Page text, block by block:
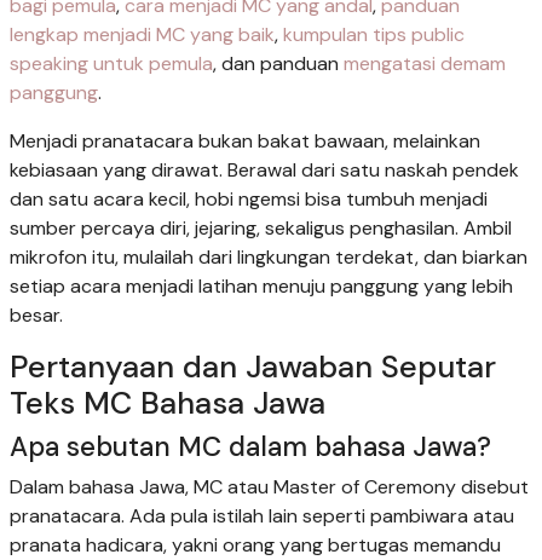
bagi pemula,cara menjadi MC yang andal,panduan
lengkap menjadi MC yang baik,kumpulan tips public
speaking untuk pemula, dan panduan mengatasi demam
panggung.
Menjadi pranatacara bukan bakat bawaan, melainkan
kebiasaan yang dirawat. Berawal dari satu naskah pendek
dan satu acara kecil, hobi ngemsi bisa tumbuh menjadi
sumber percaya diri, jejaring, sekaligus penghasilan. Ambil
mikrofon itu, mulailah dari lingkungan terdekat, dan biarkan
setiap acara menjadi latihan menuju panggung yang lebih
besar.
Pertanyaan dan Jawaban Seputar
Teks MC Bahasa Jawa
Apa sebutan MC dalam bahasa Jawa?
Dalam bahasa Jawa, MC atau Master of Ceremony disebut
pranatacara. Ada pula istilah lain seperti pambiwara atau
pranata hadicara, yakni orang yang bertugas memandu